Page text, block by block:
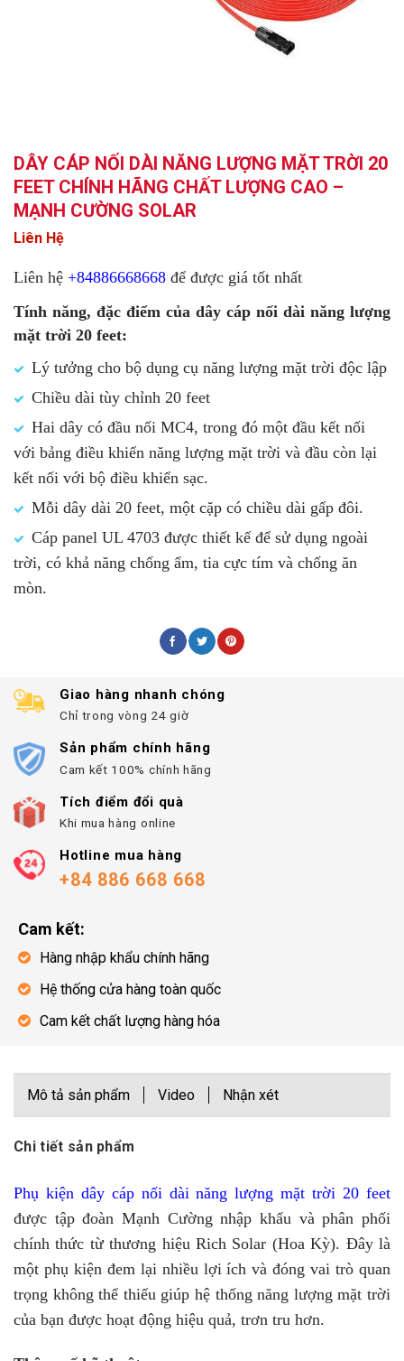
DÂY CÁP NỐI DÀI NĂNG LƯỢNG MẶT TRỜI 20
FEET CHÍNH HÃNG CHẤT LƯỢNG CAO –
MẠNH CƯỜNG SOLAR
Liên Hệ
Liên hệ +84886668668 để được giá tốt nhất
Tính năng, đặc điểm của dây cáp nối dài năng lượng
mặt trời 20 feet:
Lý tưởng cho bộ dụng cụ năng lượng mặt trời độc lập
Chiều dài tùy chỉnh 20 feet
Hai dây có đầu nối MC4, trong đó một đầu kết nối
với bảng điều khiển năng lượng mặt trời và đầu còn lại
kết nối với bộ điều khiển sạc.
Mỗi dây dài 20 feet, một cặp có chiều dài gấp đôi.
Cáp panel UL 4703 được thiết kế để sử dụng ngoài
trời, có khả năng chống ẩm, tia cực tím và chống ăn
mòn.
Giao hàng nhanh chóng
Chỉ trong vòng 24 giờ
Sản phẩm chính hãng
Cam kết 100% chính hãng
Tích điểm đổi quà
Khi mua hàng online
Hotline mua hàng
+84 886 668 668
Cam kết:
Hàng nhập khẩu chính hãng
Hệ thống cửa hàng toàn quốc
Cam kết chất lượng hàng hóa
Mô tả sản phẩm Video Nhận xét
Chi tiết sản phẩm
Phụ kiện dây cáp nối dài năng lượng mặt trời 20 feet
được tập đoàn Mạnh Cường nhập khẩu và phân phối
chính thức từ thương hiệu Rich Solar (Hoa Kỳ). Đây là
một phụ kiện đem lại nhiều lợi ích và đóng vai trò quan
trọng không thể thiếu giúp hệ thống năng lượng mặt trời
của bạn được hoạt động hiệu quả, trơn tru hơn.